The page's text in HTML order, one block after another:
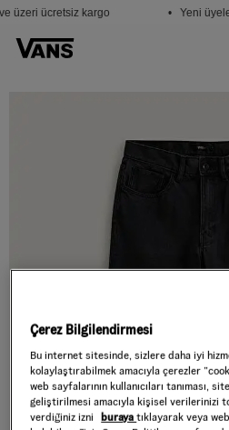
üzeri ücretsiz kargo • Yeni
Çerez Bilgilendirmesi
Bu internet sitesinde, sizlere daha iyi
kolaylaştırabilmek amacıyla çerezler
web sayfalarının kullanıcıları tanıması,
geliştirilmesi amacıyla kişisel verilerinizi
verdiğiniz izni
burayatıklayarak veya